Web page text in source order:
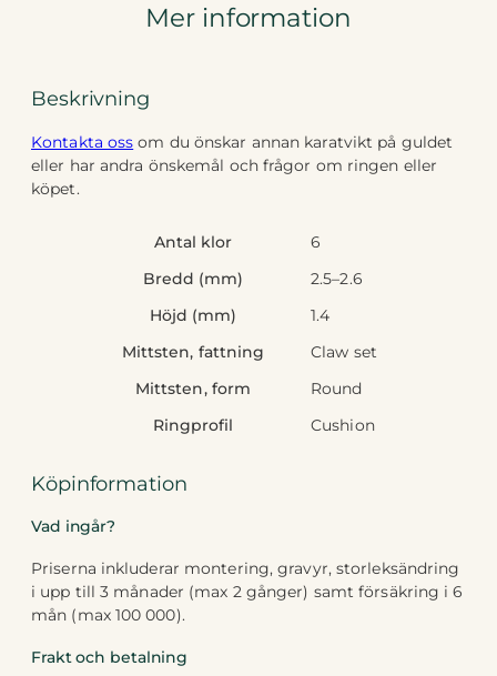
Mer information
Beskrivning
Kontakta oss om du önskar annan karatvikt på guldet
eller har andra önskemål och frågor om ringen eller
köpet.
Antal klor
6
Bredd (mm)
2.5–2.6
Höjd (mm)
1.4
Mittsten, fattning
Claw set
Mittsten, form
Round
Ringprofil
Cushion
Köpinformation
Vad ingår?
Priserna inkluderar montering, gravyr, storleksändring
i upp till 3 månader (max 2 gånger) samt försäkring i 6
mån (max 100 000).
Frakt och betalning